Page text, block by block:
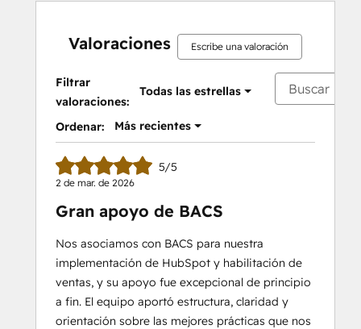
Valoraciones Escribe una valoración
Filtrar
valoraciones:
Todas las estrellas
Ordenar: Más recientes
5/5
2 de mar. de 2026
Gran apoyo de BACS
Nos asociamos con BACS para nuestra
implementación de HubSpot y habilitación de
ventas, y su apoyo fue excepcional de principio
a fin. El equipo aportó estructura, claridad y
orientación sobre las mejores prácticas que nos